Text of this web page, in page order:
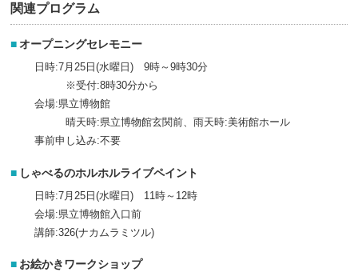
関連プログラム
オープニングセレモニー
日時:7月25日(水曜日) 9時～9時30分
※受付:8時30分から
会場:県立博物館
晴天時:県立博物館玄関前、雨天時:美術館ホール
事前申し込み:不要
しゃべるのホルホルライブペイント
日時:7月25日(水曜日) 11時～12時
会場:県立博物館入口前
講師:326(ナカムラミツル)
お絵かきワークショップ